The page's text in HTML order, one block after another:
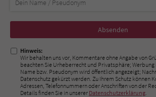
Nicht
ausfüllen!
Hinweis:
Wir behalten uns vor, Kommentare ohne Angabe von
beachten Sie Urheberrecht und Privatsphäre;
Name bzw. Pseudonym wird öffentlich angezeigt;
Datenschutz gekürzt werden. Zu Ihrem Schutz können
Adressen, Telefonnummern oder Anschriften von der
Details finden Sie in unserer Datenschutzerklärung